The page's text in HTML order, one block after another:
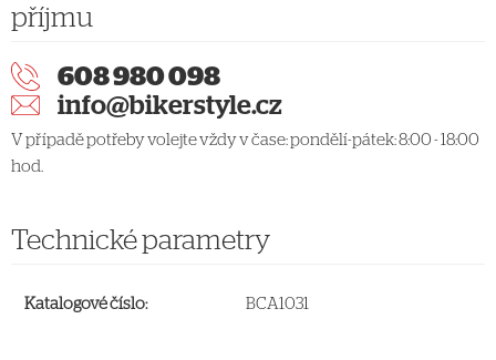
příjmu
608 980 098
info@bikerstyle.cz
V případě potřeby volejte vždy v čase: pondělí-pátek: 8:00 - 18:00
hod.
Technické parametry
Katalogové číslo: BCA1031